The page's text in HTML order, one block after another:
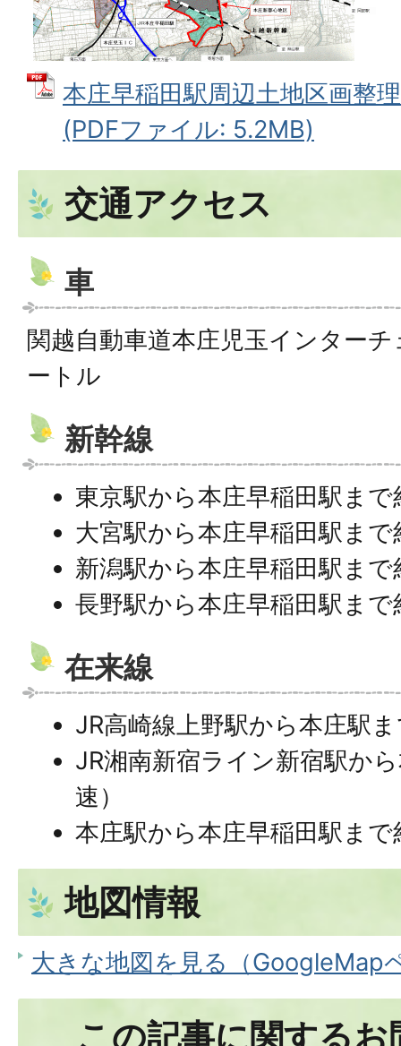
本庄早稲田駅周辺土地区画整
(PDFファイル: 5.2MB)
交通アクセス
車
関越自動車道本庄児玉インター
ートル
新幹線
東京駅から本庄早稲田駅ま
大宮駅から本庄早稲田駅ま
新潟駅から本庄早稲田駅ま
長野駅から本庄早稲田駅ま
在来線
JR高崎線上野駅から本庄駅
JR湘南新宿ライン新宿駅か
速）
本庄駅から本庄早稲田駅ま
地図情報
大きな地図を見る（GoogleMap
この記事に関する